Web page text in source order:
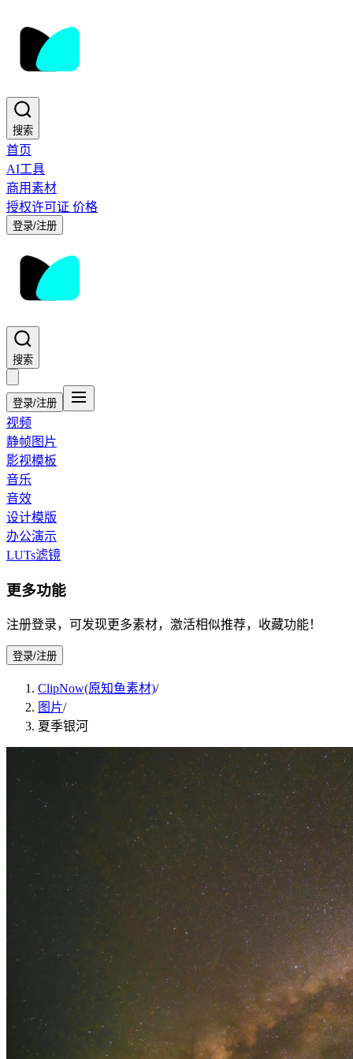
搜索
首页
AI工具
商用素材
授权许可证 价格
登录/注册
搜索
登录/注册
视频
静帧图片
影视模板
音乐
音效
设计模版
办公演示
LUTs滤镜
更多功能
注册登录，可发现更多素材，激活相似推荐，收藏功能！
登录/注册
ClipNow(原知鱼素材)/
图片/
夏季银河